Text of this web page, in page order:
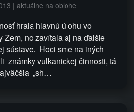
| aktuálne na oblohe
hrala hlavnú úlohu vo
Zem, no zavítala aj na ďalšie
sústave. Hoci sme na iných
známky vulkanickej činnosti, tá
„sh…